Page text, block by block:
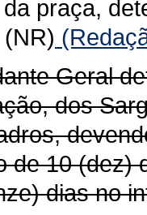
praça,
Geral
dos
de 10 (dez)
dias no